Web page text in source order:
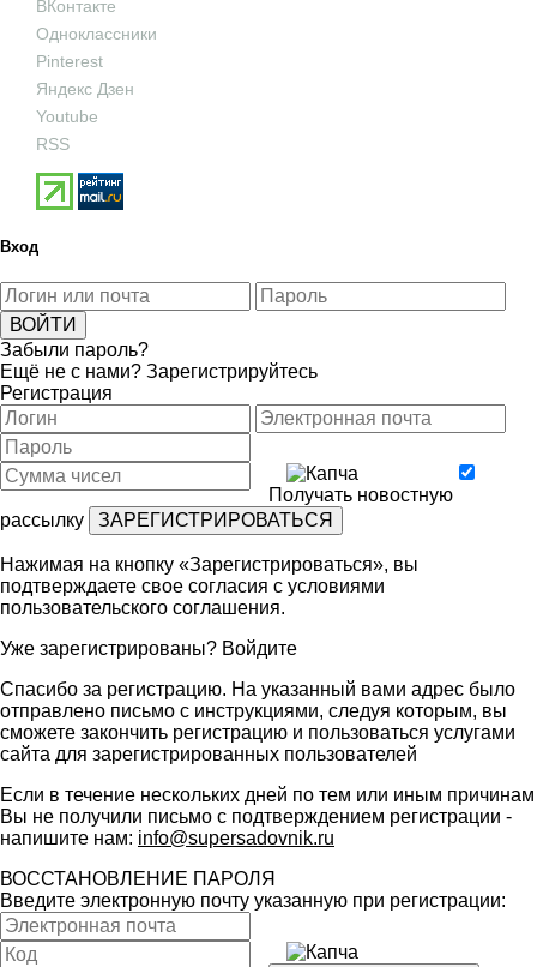
ВКонтакте
Одноклассники
Pinterest
Яндекс Дзен
Youtube
RSS
Вход
Забыли пароль?
Ещё не с нами? Зарегистрируйтесь
Регистрация
Получать новостную
рассылку
Нажимая на кнопку «Зарегистрироваться», вы
подтверждаете свое согласия с условиями
пользовательского соглашения.
Уже зарегистрированы? Войдите
Спасибо за регистрацию. На указанный вами адрес было
отправлено письмо с инструкциями, следуя которым, вы
сможете закончить регистрацию и пользоваться услугами
сайта для зарегистрированных пользователей
Если в течение нескольких дней по тем или иным причинам
Вы не получили письмо с подтверждением регистрации -
напишите нам: info@supersadovnik.ru
ВОССТАНОВЛЕНИЕ ПАРОЛЯ
Введите электронную почту указанную при регистрации: